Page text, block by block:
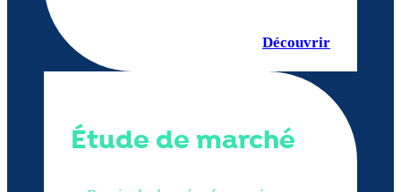
Découvrir
Étude de marché